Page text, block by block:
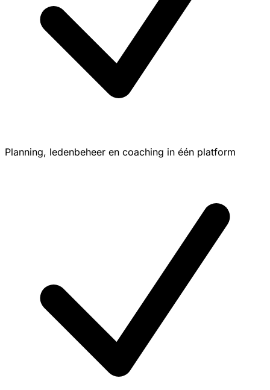
Planning, ledenbeheer en coaching in één platform